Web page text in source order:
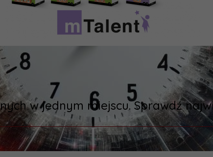
w jednym miejscu. Sprawdź